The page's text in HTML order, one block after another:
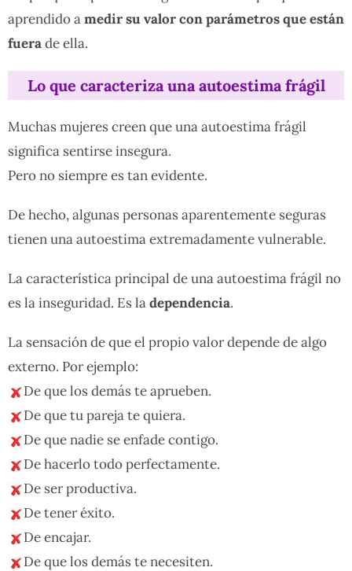
aprendido amedir su valor con parámetros que están
fuerade ella.
Lo que caracteriza una autoestima frágil
Muchas mujeres creen que una autoestima frágil
significa sentirse insegura.
Pero no siempre es tan evidente.
De hecho, algunas personas aparentemente seguras
tienen una autoestima extremadamente vulnerable.
La característica principal de una autoestima frágil no
es la inseguridad. Es ladependencia.
La sensación de que el propio valor depende de algo
externo. Por ejemplo:
De que los demás te aprueben.
De que tu pareja te quiera.
De que nadie se enfade contigo.
De hacerlo todo perfectamente.
De ser productiva.
De tener éxito.
De encajar.
De que los demás te necesiten.